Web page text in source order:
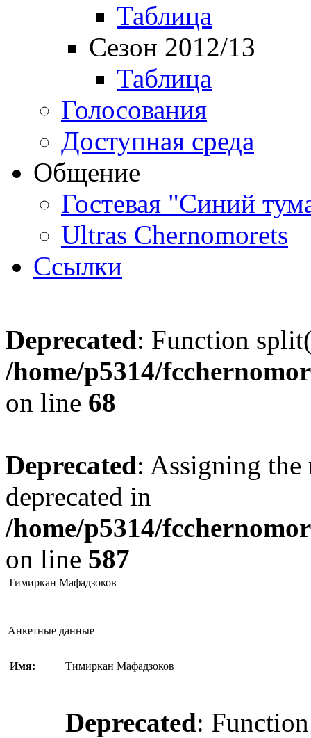
Таблица
Сезон 2012/13
Таблица
Голосования
Доступная среда
Общение
Гостевая "Синий
Ultras Chernomorets
Ссылки
Deprecated: Function
/home/p5314/
on line 68
Deprecated: Assigning the
deprecated in
/home/p5314/
on line 587
Тимиркан Мафадзоков
Анкетные данные
Имя: Тимиркан Мафадзоков
Deprecated: